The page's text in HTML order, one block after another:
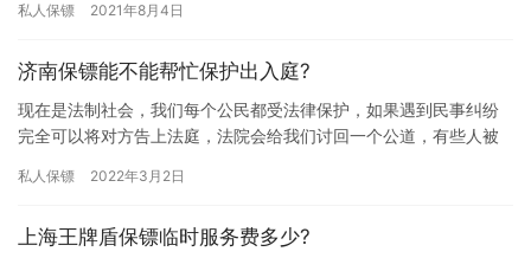
厦门…
私人保镖 2021年8月4日
济南保镖能不能帮忙保护出入庭?
现在是法制社会，我们每个公民都受法律保护，如果遇到民事纠纷
完全可以将对方告上法庭，法院会给我们讨回一个公道，有些人被
南保镖…
私人保镖 2022年3月2日
上海王牌盾保镖临时服务费多少?